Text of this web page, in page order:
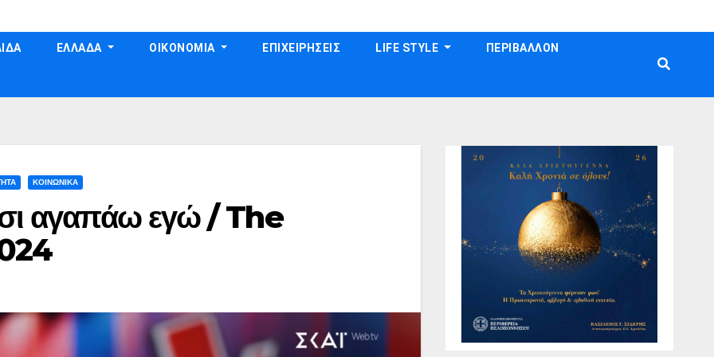
ΕΛΛΑΔΑ ΟΙΚΟΝΟΜΙΑ ΕΠΙΧΕΙΡΗΣΕΙΣ LIFE STYLE ΠΕΡΙΒΑΛΛΟΝ
ΚΟΙΝΩΝΙΚΑ
αγαπάω εγώ / The